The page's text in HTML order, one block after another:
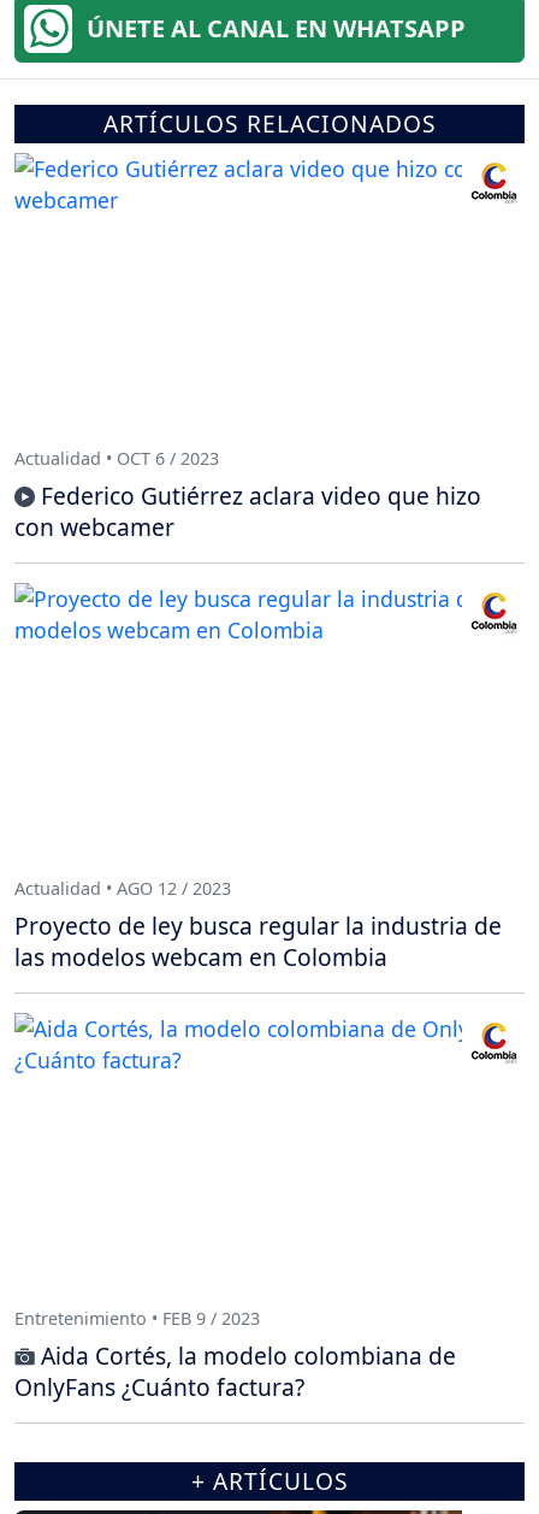
ÚNETE AL CANAL EN WHATSAPP
ARTÍCULOS RELACIONADOS
Actualidad • OCT 6 / 2023
Federico Gutiérrez aclara video que hizo
con webcamer
Actualidad • AGO 12 / 2023
Proyecto de ley busca regular la industria de
las modelos webcam en Colombia
Entretenimiento • FEB 9 / 2023
Aida Cortés, la modelo colombiana de
OnlyFans ¿Cuánto factura?
+ ARTÍCULOS